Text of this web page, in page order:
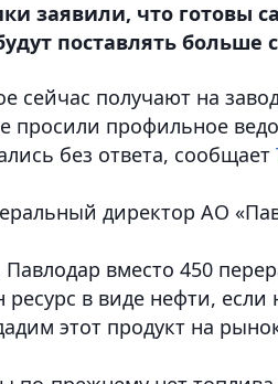
заявили, что готовы
поставлять больше
сейчас получают на
просили профильное
без ответа, сообщает
директор АО
вместо 450
в виде нефти,
этот продукт на